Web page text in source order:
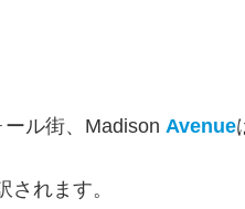
ール街、Madison Avenue
されます。